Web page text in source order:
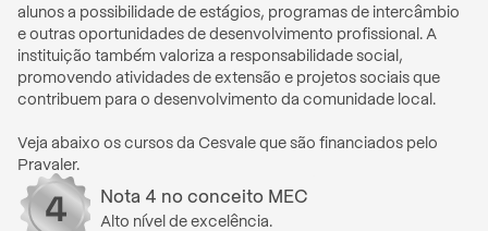
alunos a possibilidade de estágios, programas de intercâmbio
e outras oportunidades de desenvolvimento profissional. A
instituição também valoriza a responsabilidade social,
promovendo atividades de extensão e projetos sociais que
contribuem para o desenvolvimento da comunidade local.
Veja abaixo os cursos da Cesvale que são financiados pelo
Pravaler.
Nota 4 no conceito MEC
Alto nível de excelência.